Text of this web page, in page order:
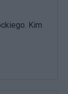
Kim